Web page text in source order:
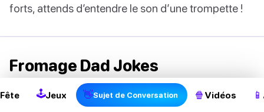
forts, attends d’entendre le son d’une trompette !
Fromage Dad Jokes
Quand il s’agit du cheesy Dad Jokes, n’a pas besoin
Fête 🕹Jeux 👋Sujet de Conversation 🍿 Vidéos 📱